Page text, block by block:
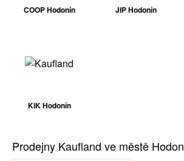
COOP Hodonín JIP Hodonín
KiK Hodonín
Prodejny Kaufland ve městě